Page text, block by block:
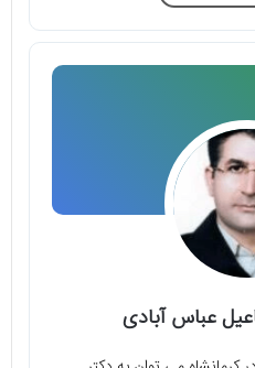
عباس آبادی